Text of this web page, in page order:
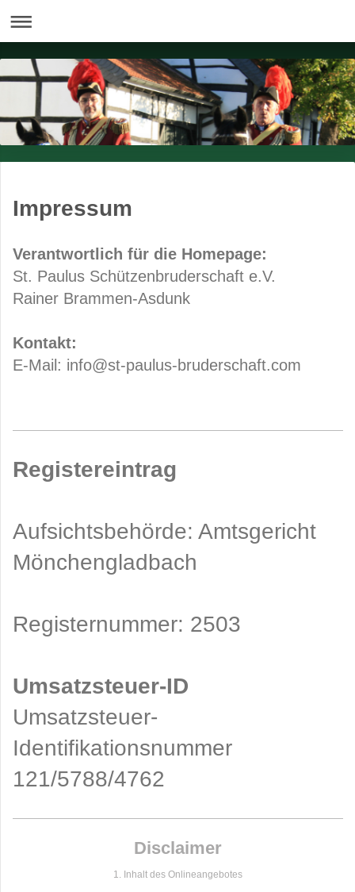
Impressum
Verantwortlich für die Homepage:
St. Paulus Schützenbruderschaft e.V.
Rainer Brammen-Asdunk
Kontakt:
E-Mail: info@st-paulus-bruderschaft.com
Registereintrag
Aufsichtsbehörde: Amtsgericht
Mönchengladbach
Registernummer: 2503
Umsatzsteuer-ID
Umsatzsteuer-
Identifikationsnummer
121/5788/4762
Disclaimer
1. Inhalt des Onlineangebotes